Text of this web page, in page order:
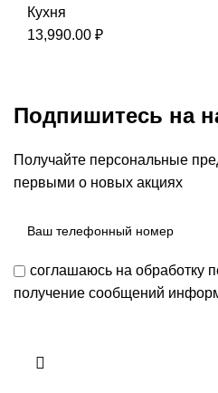
Кухня
13,990.00 ₽
Подпишитесь на
Получайте персональные
первыми о новых акциях
соглашаюсь на обработку
получение сообщений